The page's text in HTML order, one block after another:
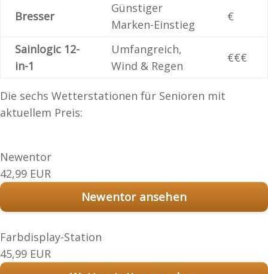
Bresser
Günstiger
Marken-Einstieg
€
Sainlogic 12-
in-1
Umfangreich,
Wind & Regen
€€€
Die sechs Wetterstationen für Senioren mit
aktuellem Preis:
Newentor
42,99 EUR
Newentor ansehen
Farbdisplay-Station
45,99 EUR